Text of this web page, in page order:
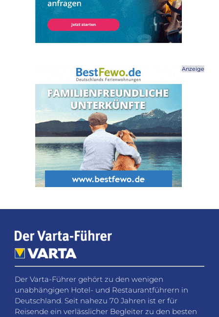
Anzeige
Der Varta-Führer gehört zu den wenigen
unabhängigen Hotel- und Restaurantführern in
Deutschland. Seit nahezu 70 Jahren ist er für
Reisende ein verlässlicher Begleiter zu den besten